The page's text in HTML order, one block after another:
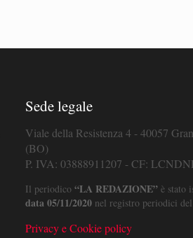
Sede legale
Viale della Resistenza 4 - 40057
(BO)
P. IVA: 03888911207 - CF:
Il periodico “LA REDAZIONE”è stato
data 05/11/2020nel registro periodici
Privacy e Cookie policy